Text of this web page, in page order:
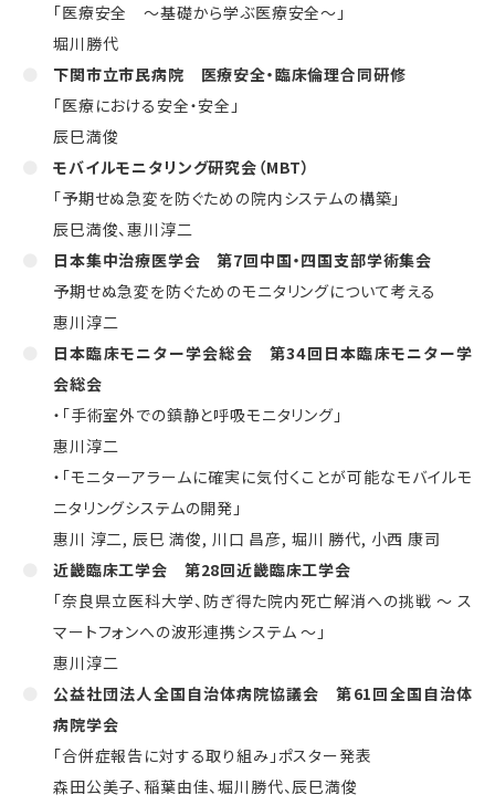
「医療安全 ～基礎から学ぶ医療安全～」
堀川勝代
下関市立市民病院
医療安全・臨床倫理合同研修
「医療における安全・安全」
辰巳満俊
モバイルモニタリング研究会（MBT）
「予期せぬ急変を防ぐための院内システムの構築」
辰巳満俊、惠川淳二
日本集中治療医学会 第7回中国・四国支部学術集会
予期せぬ急変を防ぐためのモニタリングについて考える
惠川淳二
日本臨床モニター学会総会 第34回日本臨床モニター学
会総会
・「手術室外での鎮静と呼吸モニタリング」
惠川淳二
・「モニターアラームに確実に気付くことが可能なモバイルモ
ニタリングシステムの開発」
惠川 淳二, 辰巳 満俊, 川口 昌彦, 堀川 勝代, 小西 康司
近畿臨床工学会 第28回近畿臨床工学会
「奈良県立医科大学、防ぎ得た院内死亡解消への挑戦 ～ ス
マートフォンへの波形連携システム ～」
惠川淳二
公益社団法人全国自治体病院協議会 第61回全国自治体
病院学会
「合併症報告に対する取り組み」ポスター発表
森田公美子、稲葉由佳、堀川勝代、辰巳満俊